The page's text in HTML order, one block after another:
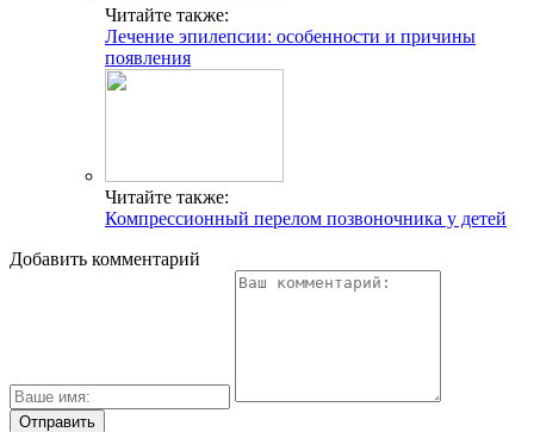
Читайте также:
Лечение эпилепсии: особенности и причины
появления
Читайте также:
Компрессионный перелом позвоночника у детей
Добавить комментарий